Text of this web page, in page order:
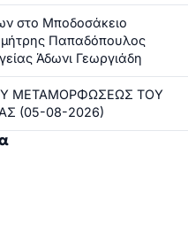
στο Μποδοσάκειο
Παπαδόπουλος
Άδωνι Γεωργιάδη
ΜΕΤΑΜΟΡΦΩΣΕΩΣ ΤΟΥ
(05-08-2026)